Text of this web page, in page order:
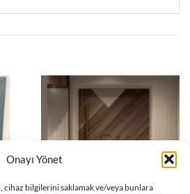
Onayı Yönet
cihaz bilgilerini saklamak ve/veya bunlara